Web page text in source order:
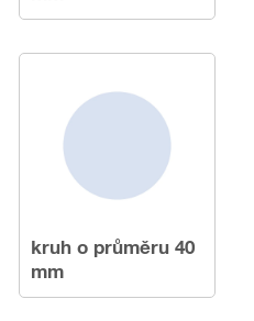
kruh o průměru 40
mm